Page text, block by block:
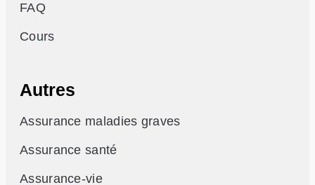
FAQ
Cours
Autres
Assurance maladies graves
Assurance santé
Assurance-vie